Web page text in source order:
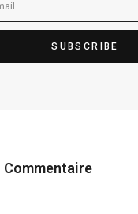
Commentaire